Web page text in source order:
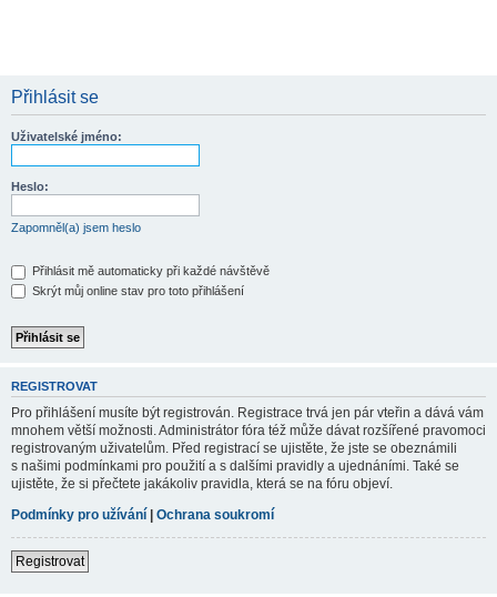
Přihlásit se
Uživatelské jméno:
Heslo:
Zapomněl(a) jsem heslo
Přihlásit mě automaticky při každé návštěvě
Skrýt můj online stav pro toto přihlášení
REGISTROVAT
Pro přihlášení musíte být registrován. Registrace trvá jen pár vteřin a dává vám
mnohem větší možnosti. Administrátor fóra též může dávat rozšířené pravomoci
registrovaným uživatelům. Před registrací se ujistěte, že jste se obeznámili
s našimi podmínkami pro použití a s dalšími pravidly a ujednáními. Také se
ujistěte, že si přečtete jakákoliv pravidla, která se na fóru objeví.
Podmínky pro užívání | Ochrana soukromí
Registrovat